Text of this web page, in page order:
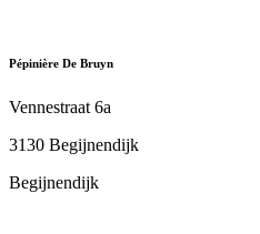
Pépinière De Bruyn
Vennestraat 6a
3130 Begijnendijk
Begijnendijk